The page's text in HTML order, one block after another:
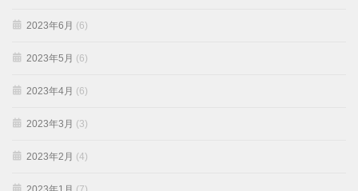
2023年6月 (6)
2023年5月 (6)
2023年4月 (6)
2023年3月 (3)
2023年2月 (4)